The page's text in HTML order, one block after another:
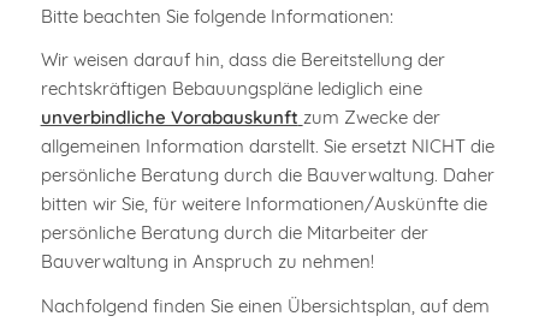
Bitte beachten Sie folgende Informationen:
Wir weisen darauf hin, dass die Bereitstellung der
rechtskräftigen Bebauungspläne lediglich eine
unverbindliche Vorabauskunft zum Zwecke der
allgemeinen Information darstellt. Sie ersetzt NICHT die
persönliche Beratung durch die Bauverwaltung. Daher
bitten wir Sie, für weitere Informationen/Auskünfte die
persönliche Beratung durch die Mitarbeiter der
Bauverwaltung in Anspruch zu nehmen!
Nachfolgend finden Sie einen Übersichtsplan, auf dem